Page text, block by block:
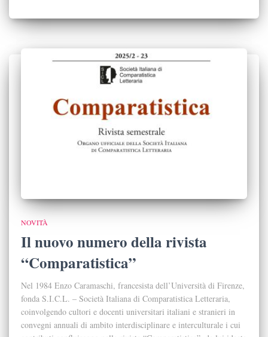
NOVITÀ
Il nuovo numero della rivista
“Comparatistica”
Nel 1984 Enzo Caramaschi, francesista dell’Università di Firenze,
fonda S.I.C.L. ‒ Società Italiana di Comparatistica Letteraria,
coinvolgendo cultori e docenti universitari italiani e stranieri in
convegni annuali di ambito interdisciplinare e interculturale i cui